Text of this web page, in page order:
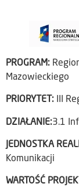
PROGRAM:
Mazowieckiego
PRIORYTET: III
DZIAŁANIE:3.1
JEDNOSTKA
Komunikacji
WARTOŚĆ